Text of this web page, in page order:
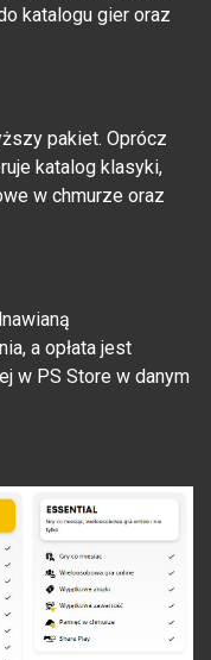
katalogu gier oraz
pakiet. Oprócz
katalog klasyki,
w chmurze oraz
a opłata jest
w PS Store w danym